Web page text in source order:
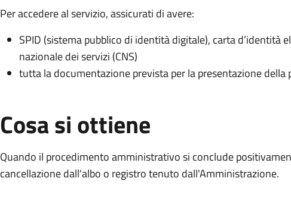
Per accedere al servizio, assicurati di avere:
SPID (sistema pubblico di identità digitale), carta d’identità
nazionale dei servizi (CNS)
tutta la documentazione prevista per la presentazione della
Cosa si ottiene
Quando il procedimento amministrativo si conclude
cancellazione dall'albo o registro tenuto dall'Amministrazione.